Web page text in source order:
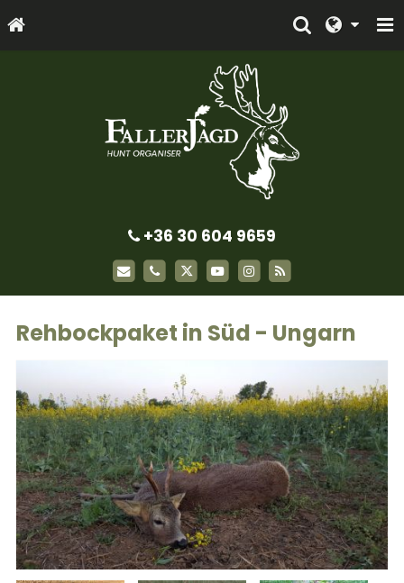
+36 30 604 9659
Rehbockpaket in Süd - Ungarn